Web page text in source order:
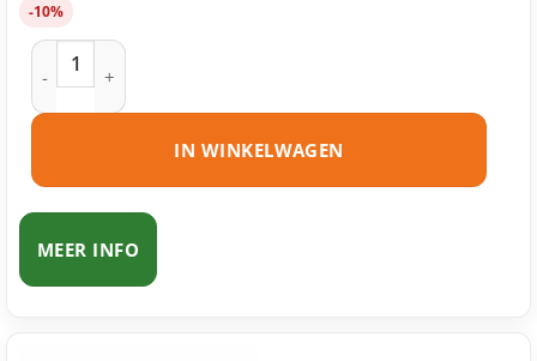
-10%
Brother LC900 C inktcartridge cyaan huismerk aantal
IN WINKELWAGEN
MEER INFO